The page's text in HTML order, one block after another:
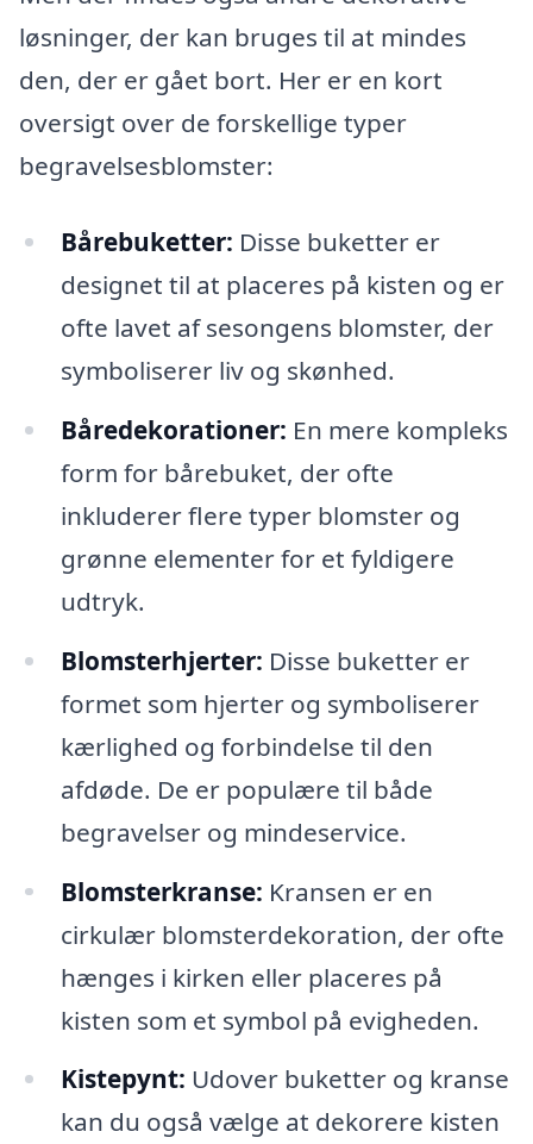
løsninger, der kan bruges til at mindes
den, der er gået bort. Her er en kort
oversigt over de forskellige typer
begravelsesblomster:
Bårebuketter: Disse buketter er
designet til at placeres på kisten og er
ofte lavet af sesongens blomster, der
symboliserer liv og skønhed.
Båredekorationer: En mere kompleks
form for bårebuket, der ofte
inkluderer flere typer blomster og
grønne elementer for et fyldigere
udtryk.
Blomsterhjerter: Disse buketter er
formet som hjerter og symboliserer
kærlighed og forbindelse til den
afdøde. De er populære til både
begravelser og mindeservice.
Blomsterkranse: Kransen er en
cirkulær blomsterdekoration, der ofte
hænges i kirken eller placeres på
kisten som et symbol på evigheden.
Kistepynt: Udover buketter og kranse
kan du også vælge at dekorere kisten